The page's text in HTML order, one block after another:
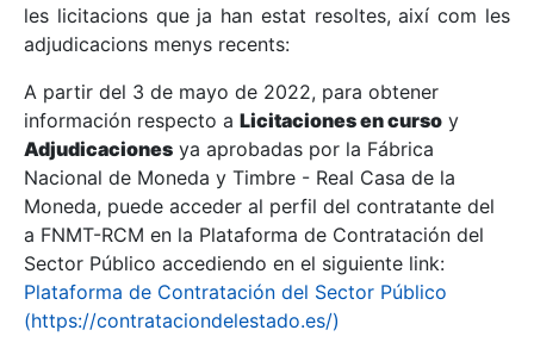
Mostra/Amaga
Mostra/Amaga
les licitacions que ja han estat resoltes, així com les
adjudicacions menys recents:
A partir del 3 de mayo de 2022, para obtener
información respecto a Licitaciones en curso y
Adjudicaciones ya aprobadas por la Fábrica
Nacional de Moneda y Timbre - Real Casa de la
Moneda, puede acceder al perfil del contratante del
a FNMT-RCM en la Plataforma de Contratación del
Sector Público accediendo en el siguiente link:
Plataforma de Contratación del Sector Público
(https://contrataciondelestado.es/)